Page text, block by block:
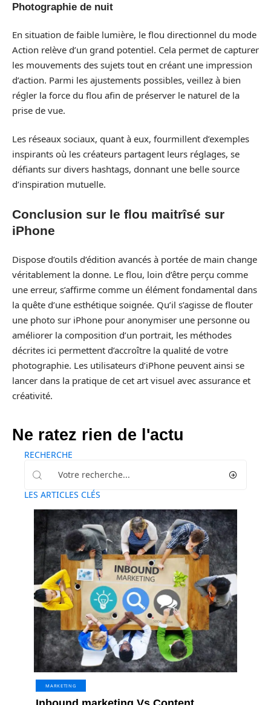
Photographie de nuit
En situation de faible lumière, le flou directionnel du mode
Action relève d’un grand potentiel. Cela permet de capturer
les mouvements des sujets tout en créant une impression
d’action. Parmi les ajustements possibles, veillez à bien
régler la force du flou afin de préserver le naturel de la
prise de vue.
Les réseaux sociaux, quant à eux, fourmillent d’exemples
inspirants où les créateurs partagent leurs réglages, se
défiants sur divers hashtags, donnant une belle source
d’inspiration mutuelle.
Conclusion sur le flou maitrîsé sur
iPhone
Dispose d’outils d’édition avancés à portée de main change
véritablement la donne. Le flou, loin d’être perçu comme
une erreur, s’affirme comme un élément fondamental dans
la quête d’une esthétique soignée. Qu’il s’agisse de flouter
une photo sur iPhone pour anonymiser une personne ou
améliorer la composition d’un portrait, les méthodes
décrites ici permettent d’accroître la qualité de votre
photographie. Les utilisateurs d’iPhone peuvent ainsi se
lancer dans la pratique de cet art visuel avec assurance et
créativité.
Ne ratez rien de l'actu
RECHERCHE
LES ARTICLES CLÉS
MARKETING